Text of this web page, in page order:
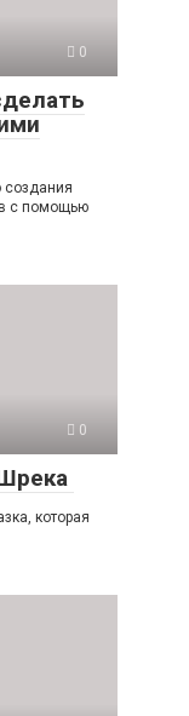
0
создания
с помощью
0
которая